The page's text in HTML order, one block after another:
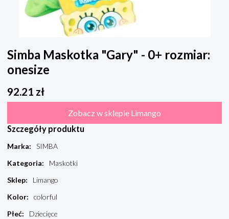
Simba Maskotka "Gary" - 0+ rozmiar:
onesize
92.21 zł
Zobacz w sklepie Limango
Szczegóły produktu
Marka:
SIMBA
Kategoria:
Maskotki
Sklep:
Limango
Kolor:
colorful
Płeć:
Dziecięce